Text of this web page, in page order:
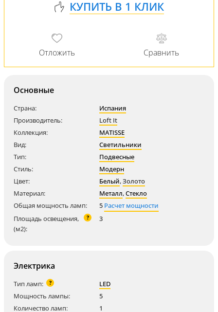
Основные
Страна:
Испания
Производитель:
Loft It
Коллекция:
MATISSE
Вид:
Светильники
Тип:
Подвесные
Стиль:
Модерн
Цвет:
Белый,Золото
Материал:
Металл,Стекло
Общая мощность ламп:
5 Расчет мощности
Площадь освещения,
(м2):
? 3
Электрика
Тип ламп: ?
LED
Мощность лампы:
5
Количество ламп:
1